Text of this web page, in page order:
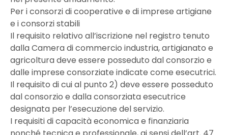
Per i consorzi di cooperative e di imprese artigiane
e i consorzi stabili
Il requisito relativo all’iscrizione nel registro tenuto
dalla Camera di commercio industria, artigianato e
agricoltura deve essere posseduto dal consorzio e
dalle imprese consorziate indicate come esecutrici.
Il requisito di cui al punto 2) deve essere posseduto
dal consorzio e dalla consorziata esecutrice
designata per l’esecuzione del servizio.
I requisiti di capacità economica e finanziaria